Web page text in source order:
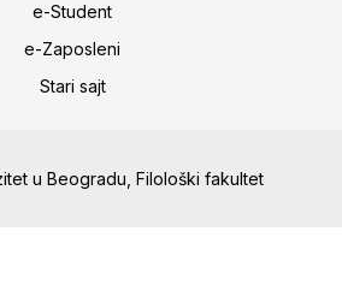
e-Student
e-Zaposleni
Stari sajt
u Beogradu, Filološki fakultet